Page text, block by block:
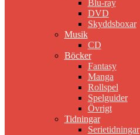
Blu-ray
DVD
Skyddsboxar
Musik
CD
Böcker
Fantasy
Manga
Rollspel
Spelguider
Övrigt
Tidningar
Serietidningar